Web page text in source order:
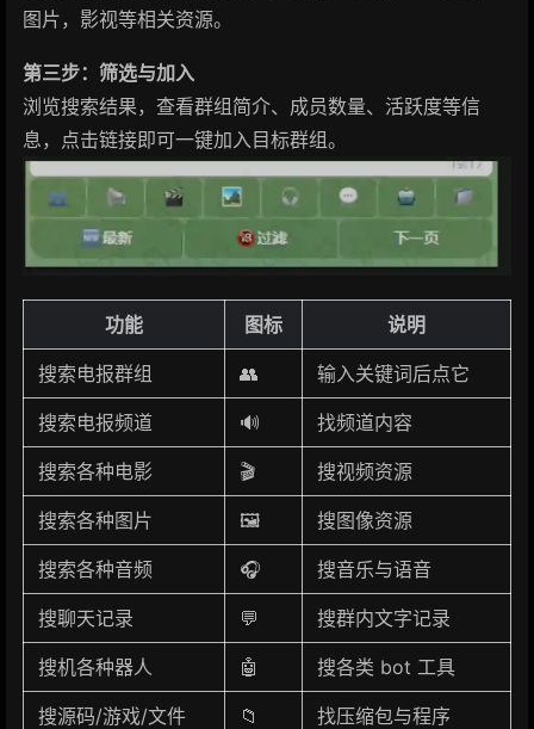
图片，影视等相关资源。
第三步：筛选与加入
浏览搜索结果，查看群组简介、成员数量、活跃度等信
息，点击链接即可一键加入目标群组。
功能 图标 说明
搜索电报群组 👥 输入关键词后点它
搜索电报频道 🔊 找频道内容
搜索各种电影 🎬 搜视频资源
搜索各种图片 🖼 搜图像资源
搜索各种音频 🎧 搜音乐与语音
搜聊天记录 💬 搜群内文字记录
搜机各种器人 🤖 搜各类 bot 工具
搜源码/游戏/文件 📁 找压缩包与程序